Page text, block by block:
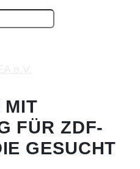
MIT
FÜR ZDF-
GESUCHT